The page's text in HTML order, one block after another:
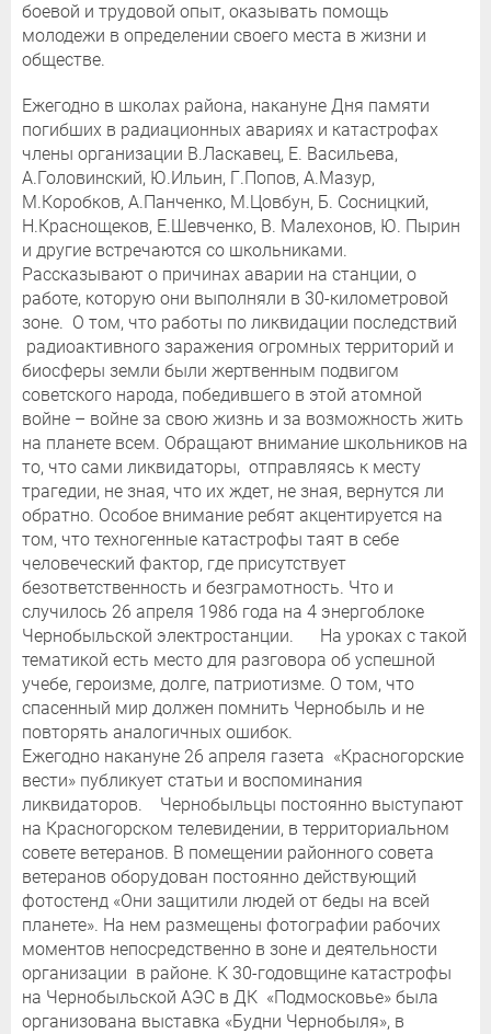
боевой и трудовой опыт, оказывать помощь
молодежи в определении своего места в жизни и
обществе.
Ежегодно в школах района, накануне Дня памяти
погибших в радиационных авариях и катастрофах
члены организации В.Ласкавец, Е. Васильева,
А.Головинский, Ю.Ильин, Г.Попов, А.Мазур,
М.Коробков, А.Панченко, М.Цовбун, Б. Сосницкий,
Н.Краснощеков, Е.Шевченко, В. Малехонов, Ю. Пырин
и другие встречаются со школьниками.
Рассказывают о причинах аварии на станции, о
работе, которую они выполняли в 30-километровой
зоне. О том, что работы по ликвидации последствий
радиоактивного заражения огромных территорий и
биосферы земли были жертвенным подвигом
советского народа, победившего в этой атомной
войне – войне за свою жизнь и за возможность жить
на планете всем. Обращают внимание школьников на
то, что сами ликвидаторы, отправляясь к месту
трагедии, не зная, что их ждет, не зная, вернутся ли
обратно. Особое внимание ребят акцентируется на
том, что техногенные катастрофы таят в себе
человеческий фактор, где присутствует
безответственность и безграмотность. Что и
случилось 26 апреля 1986 года на 4 энергоблоке
Чернобыльской электростанции. На уроках с такой
тематикой есть место для разговора об успешной
учебе, героизме, долге, патриотизме. О том, что
спасенный мир должен помнить Чернобыль и не
повторять аналогичных ошибок.
Ежегодно накануне 26 апреля газета «Красногорские
вести» публикует статьи и воспоминания
ликвидаторов. Чернобыльцы постоянно выступают
на Красногорском телевидении, в территориальном
совете ветеранов. В помещении районного совета
ветеранов оборудован постоянно действующий
фотостенд «Они защитили людей от беды на всей
планете». На нем размещены фотографии рабочих
моментов непосредственно в зоне и деятельности
организации в районе. К 30-годовщине катастрофы
на Чернобыльской АЭС в ДК «Подмосковье» была
организована выставка «Будни Чернобыля», в